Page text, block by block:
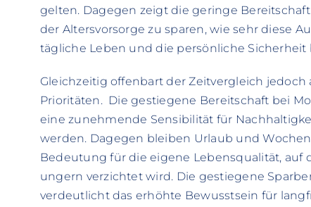
gelten. Dagegen zeigt die geringe
der Altersvorsorge zu sparen, wie sehr diese
tägliche Leben und die persönliche
Gleichzeitig offenbart der Zeitvergleich
Prioritäten. Die gestiegene Bereitschaft bei
eine zunehmende Sensibilität für
werden. Dagegen bleiben Urlaub und
Bedeutung für die eigene Lebensqualität,
ungern verzichtet wird. Die gestiegene
verdeutlicht das erhöhte Bewusstsein für